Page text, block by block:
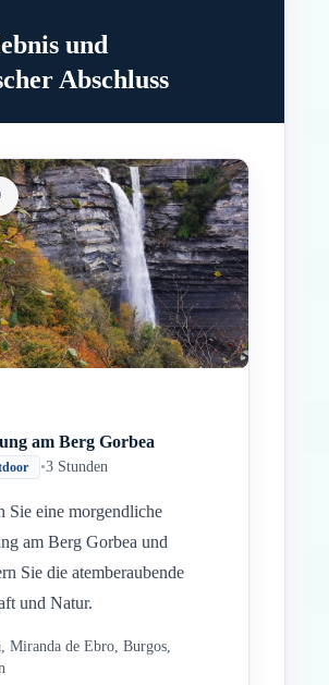
InicioParadas intermedias
Final
und
Abschluss
am Berg Gorbea
•3 Stunden
Sie eine morgendliche
am Berg Gorbea und
Sie die atemberaubende
und Natur.
Miranda de Ebro, Burgos,